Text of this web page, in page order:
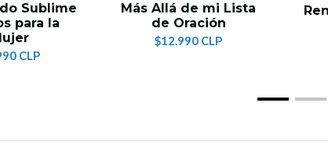
Sublime
para la
CLP
Más Allá de mi Lista
de Oración
$12.990 CLP